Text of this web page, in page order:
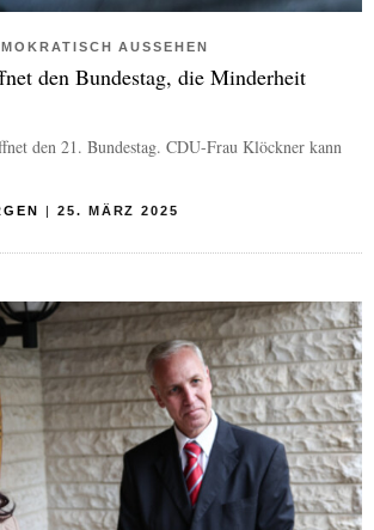
AUSSEHEN
den Bundestag, die Minderheit
den 21. Bundestag. CDU-Frau Klöckner kann
| 25. MÄRZ 2025